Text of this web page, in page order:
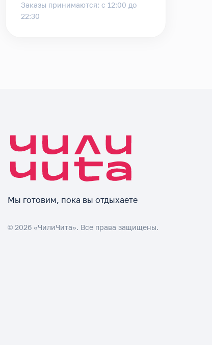
Заказы принимаются: с 12:00 до
22:30
Мы готовим, пока вы отдыхаете
© 2026 «ЧилиЧита». Все права защищены.